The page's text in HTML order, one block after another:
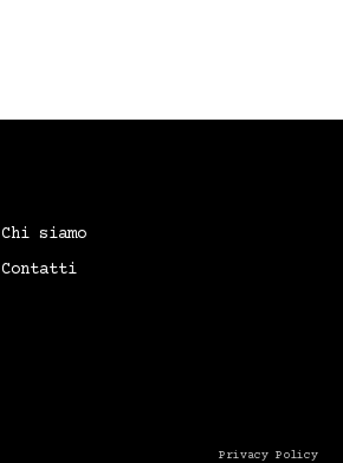
Chi siamo
Contatti
Privacy Policy